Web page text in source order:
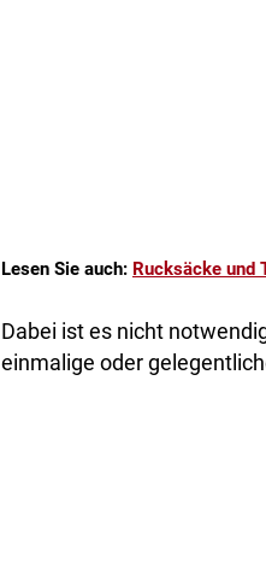
Lesen Sie auch: Rucksäcke und
Dabei ist es nicht
einmalige oder